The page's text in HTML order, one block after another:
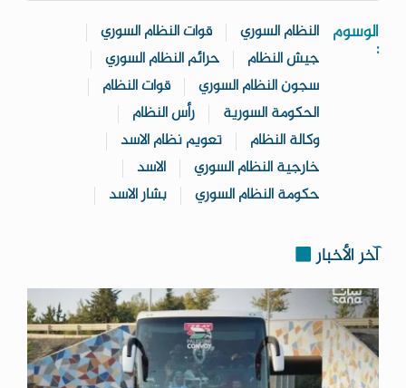
الوسوم
:
النظام السوري
قوات النظام السوري
جيش النظام
حرائم النظام السوري
سجون النظام السوري
قوات النظام
الحكومة السورية
رأس النظام
وكالة النظام
تعويم نظام الاسد
خارجية النظام السوري
الاسد
حكومة النظام السوري
بشار الاسد
آخر الأخبار